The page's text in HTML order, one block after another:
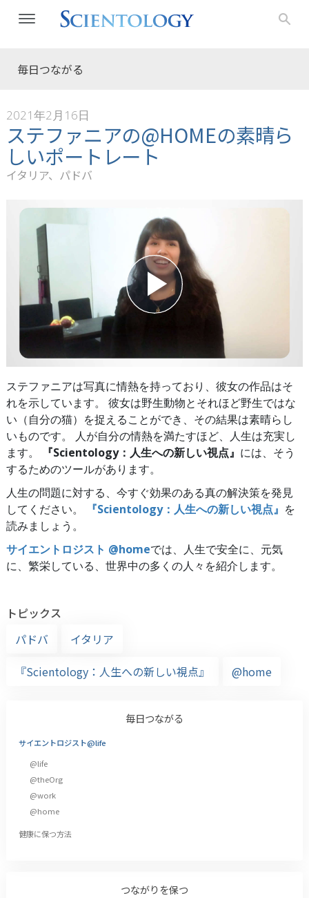
毎日つながる
2021年2月16日
ステファニアの@HOMEの素晴ら
しいポートレート
イタリア、パドバ
ステファニアは写真に情熱を持っており、彼女の作品はそ
れを示しています。 彼女は野生動物とそれほど野生ではな
い（自分の猫）を捉えることができ、その結果は素晴らし
いものです。 人が自分の情熱を満たすほど、人生は充実し
ます。
『Scientology：人生への新しい視点』 には、そう
するためのツールがあります。
人生の問題に対する、今すぐ効果のある真の解決策を発見
してください。
『Scientology：人生への新しい視点』 を
読みましょう。
サイエントロジスト @homeでは、人生で安全に、元気
に、繁栄している、世界中の多くの人々を紹介します。
トピックス
パドバ
イタリア
『Scientology：人生への新しい視点』
@home
毎日つながる
サイエントロジスト@life
@life
@theOrg
@work
@home
健康に保つ方法
つながりを保つ